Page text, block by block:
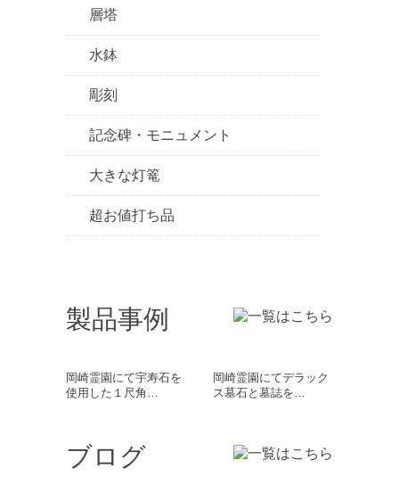
層塔
水鉢
彫刻
記念碑・モニュメント
大きな灯篭
超お値打ち品
製品事例
岡崎霊園にて宇寿石を
使用した１尺角…
岡崎霊園にてデラック
ス墓石と墓誌を…
ブログ